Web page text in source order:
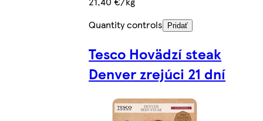
Quantity controls
Pridať
Tesco Hovädzí steak
Denver zrejúci 21 dní